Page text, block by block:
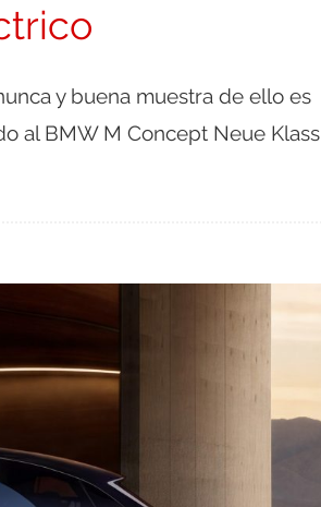
y buena muestra de ello es
al BMW M Concept Neue Klass